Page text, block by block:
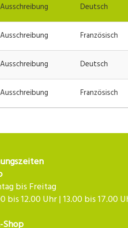
Deutsch
Französisch
Deutsch
Französisch
bis Freitag
bis 12.00 Uhr | 13.00 bis 17.00
Shop